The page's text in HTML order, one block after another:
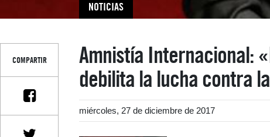
NOTICIAS
Amnistía Internacional:
debilita la lucha contra
miércoles, 27 de diciembre de 2017
COMPARTIR